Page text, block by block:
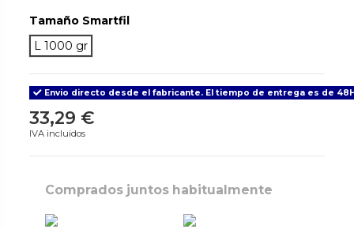
Tamaño Smartfil
L 1000 gr
Envio directo desde el fabricante. El tiempo de entrega es de
33,29 €
IVA incluidos
Comprados juntos habitualmente